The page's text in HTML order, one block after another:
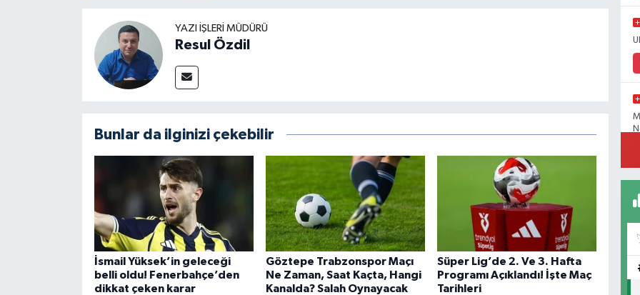
YAZI İŞLERI MÜDÜRÜ
Resul Özdil
Bunlar da ilginizi çekebilir
İsmail Yüksek’in geleceği
belli oldu! Fenerbahçe’den
dikkat çeken karar
Göztepe Trabzonspor Maçı
Ne Zaman, Saat Kaçta, Hangi
Kanalda? Salah Oynayacak
Süper Lig’de 2. Ve 3. Hafta
Programı Açıklandı! İşte Maç
Tarihleri